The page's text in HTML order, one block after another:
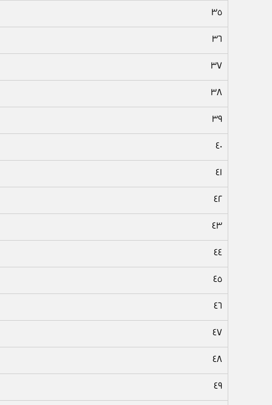
٣٥
٣٦
٣٧
٣٨
٣٩
٤٠
٤١
٤٢
٤٣
٤٤
٤٥
٤٦
٤٧
٤٨
٤٩